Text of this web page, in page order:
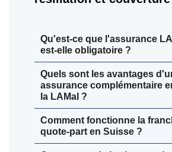
Qu'est-ce que l'assurance
est-elle obligatoire ?
Quels sont les avantages
assurance complémentaire
la LAMal ?
Comment fonctionne la
quote-part en Suisse ?